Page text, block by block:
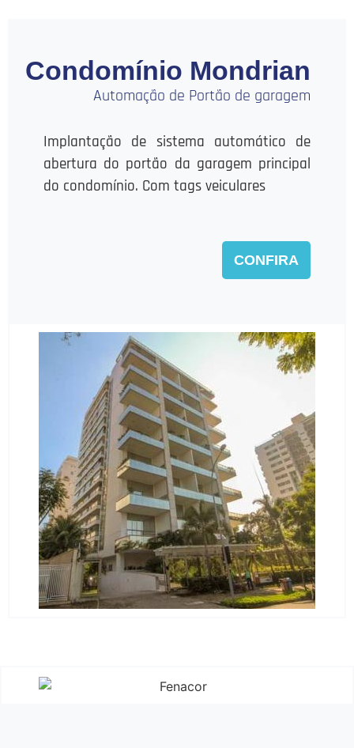
Condomínio Mondrian
Automação de Portão de garagem
Implantação de sistema automático de
abertura do portão da garagem principal
do condomínio. Com tags veiculares
CONFIRA